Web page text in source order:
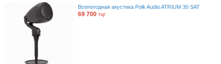
Всепогодная акустика Polk Audio ATRIUM 30 SAT
69 700 тңг